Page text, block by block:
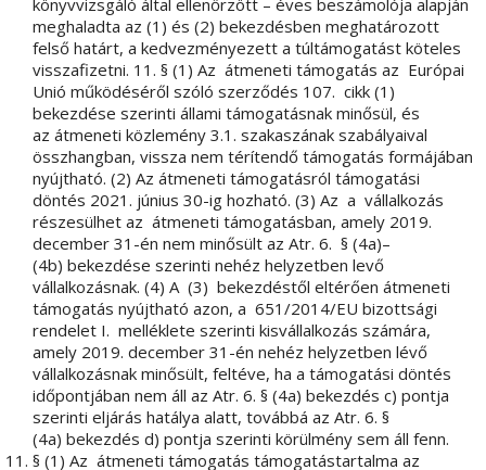
könyvvizsgáló által ellenőrzött – éves beszámolója alapján
meghaladta az (1) és (2) bekezdésben meghatározott
felső határt, a kedvezményezett a túltámogatást köteles
visszafizetni. 11. § (1) Az átmeneti támogatás az Európai
Unió működéséről szóló szerződés 107. cikk (1)
bekezdése szerinti állami támogatásnak minősül, és
az átmeneti közlemény 3.1. szakaszának szabályaival
összhangban, vissza nem térítendő támogatás formájában
nyújtható. (2) Az átmeneti támogatásról támogatási
döntés 2021. június 30-ig hozható. (3) Az a vállalkozás
részesülhet az átmeneti támogatásban, amely 2019.
december 31-én nem minősült az Atr. 6. § (4a)–
(4b) bekezdése szerinti nehéz helyzetben levő
vállalkozásnak. (4) A (3) bekezdéstől eltérően átmeneti
támogatás nyújtható azon, a 651/2014/EU bizottsági
rendelet I. melléklete szerinti kisvállalkozás számára,
amely 2019. december 31-én nehéz helyzetben lévő
vállalkozásnak minősült, feltéve, ha a támogatási döntés
időpontjában nem áll az Atr. 6. § (4a) bekezdés c) pontja
szerinti eljárás hatálya alatt, továbbá az Atr. 6. §
(4a) bekezdés d) pontja szerinti körülmény sem áll fenn.
§ (1) Az átmeneti támogatás támogatástartalma az